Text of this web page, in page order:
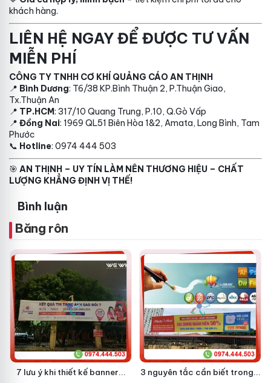
khách hàng.
LIÊN HỆ NGAY ĐỂ ĐƯỢC TƯ VẤN
MIỄN PHÍ
CÔNG TY TNHH CƠ KHÍ QUẢNG CÁO AN THỊNH
📍 Bình Dương: T6/38 KP.Bình Thuận 2, P.Thuận Giao,
Tx.Thuận An
📍 TP.HCM: 317/10 Quang Trung, P.10, Q.Gò Vấp
📍 Đồng Nai: 1969 QL51 Biên Hòa 1&2, Amata, Long Bình, Tam
Phước
📞 Hotline: 0974 444 503
🎯 AN THỊNH – UY TÍN LÀM NÊN THƯƠNG HIỆU – CHẤT
LƯỢNG KHẲNG ĐỊNH VỊ THẾ!
Bình luận
Băng rôn
7 lưu ý khi thiết kế banner... 3 nguyên tắc cần biết trong...